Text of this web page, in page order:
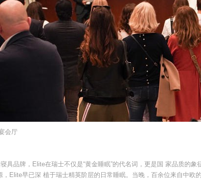
会厅
具品牌，Elite在瑞士不仅是“⻩金睡眠”的代名词，更是国 家品质的象
Elite早已深 植于瑞士精英阶层的日常睡眠。当晚，百余位来自中欧